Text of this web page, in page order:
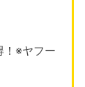
※ヤフー